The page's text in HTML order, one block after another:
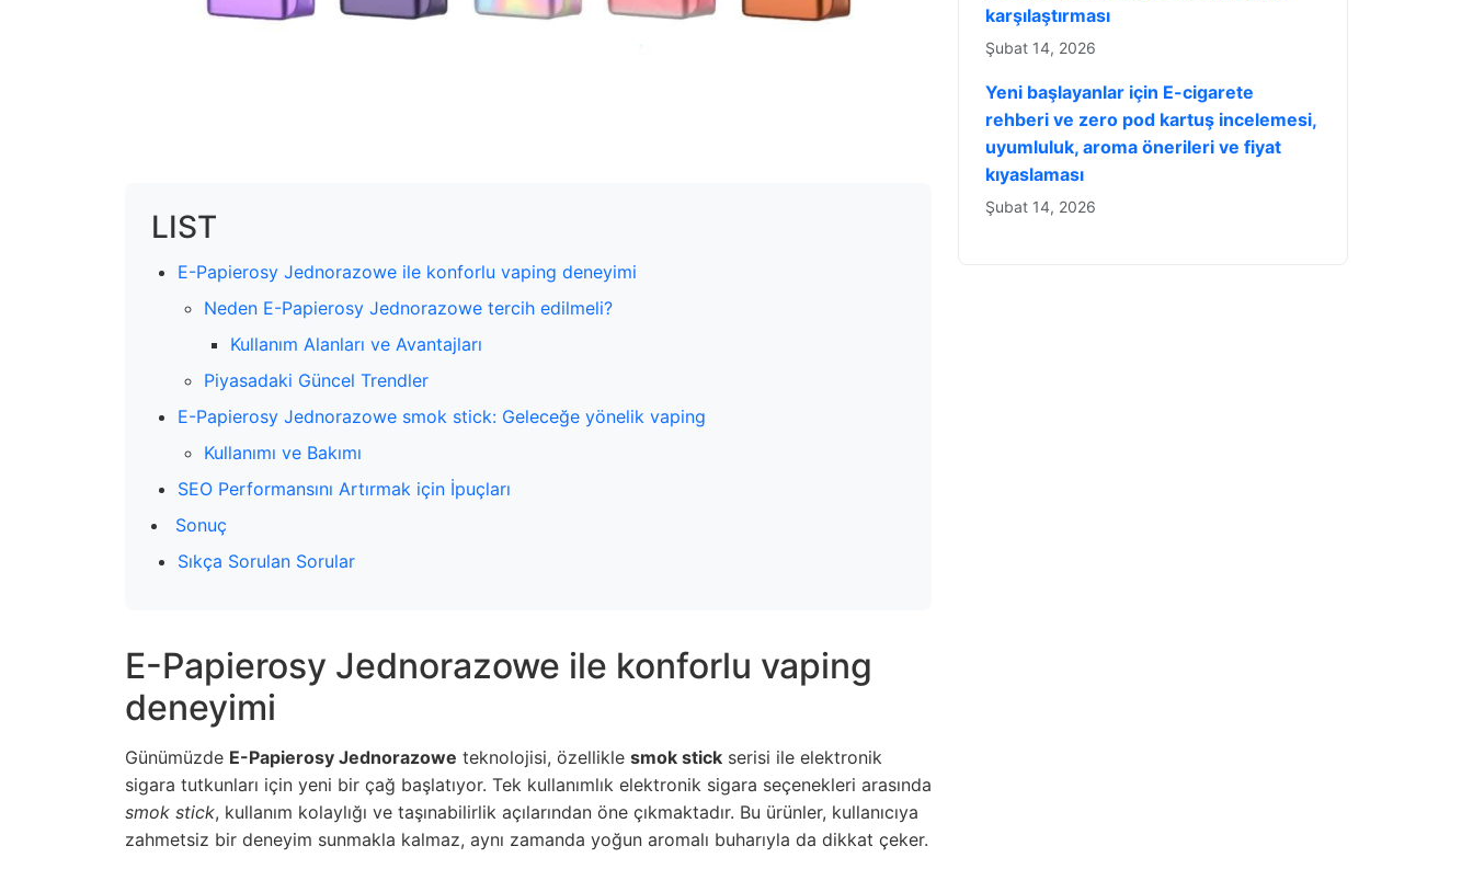
LIST
E-Papierosy Jednorazowe ile konforlu vaping deneyimi
Neden E-Papierosy Jednorazowe tercih edilmeli?
Kullanım Alanları ve Avantajları
Piyasadaki Güncel Trendler
E-Papierosy Jednorazowe smok stick: Geleceğe yönelik vaping
Kullanımı ve Bakımı
SEO Performansını Artırmak için İpuçları
Sonuç
Sıkça Sorulan Sorular
E-Papierosy Jednorazowe ile konforlu vaping
deneyimi
Günümüzde E-Papierosy Jednorazowe teknolojisi, özellikle smok stick serisi ile elektronik
sigara tutkunları için yeni bir çağ başlatıyor. Tek kullanımlık elektronik sigara seçenekleri arasında
smok stick, kullanım kolaylığı ve taşınabilirlik açılarından öne çıkmaktadır. Bu ürünler, kullanıcıya
zahmetsiz bir deneyim sunmakla kalmaz, aynı zamanda yoğun aromalı buharıyla da dikkat çeker.
karşılaştırması
Şubat 14, 2026
Yeni başlayanlar için E-cigarete
rehberi ve zero pod kartuş incelemesi,
uyumluluk, aroma önerileri ve fiyat
kıyaslaması
Şubat 14, 2026